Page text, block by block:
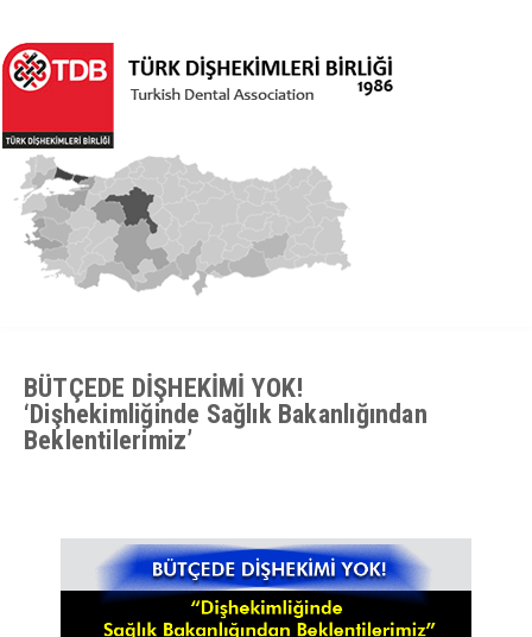
BÜTÇEDE DİŞHEKİMİ YOK!
‘Dişhekimliğinde Sağlık Bakanlığından
Beklentilerimiz’